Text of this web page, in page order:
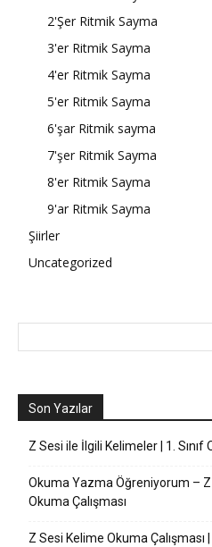
2'Şer Ritmik Sayma
3'er Ritmik Sayma
4'er Ritmik Sayma
5'er Ritmik Sayma
6'şar Ritmik sayma
7'şer Ritmik Sayma
8'er Ritmik Sayma
9'ar Ritmik Sayma
Şiirler
Uncategorized
Son Yazılar
Z Sesi ile İlgili Kelimeler | 1.
Okuma Yazma Öğreniyorum –
Okuma Çalışması
Z Sesi Kelime Okuma Çalışması